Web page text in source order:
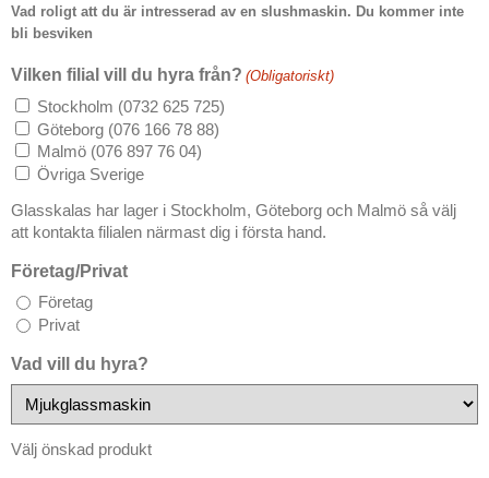
Vad roligt att du är intresserad av en slushmaskin. Du kommer inte
bli besviken
Vilken filial vill du hyra från? (Obligatoriskt)
Stockholm (0732 625 725)
Göteborg (076 166 78 88)
Malmö (076 897 76 04)
Övriga Sverige
Glasskalas har lager i Stockholm, Göteborg och Malmö så välj
att kontakta filialen närmast dig i första hand.
Företag/Privat
Företag
Privat
Vad vill du hyra?
Välj önskad produkt